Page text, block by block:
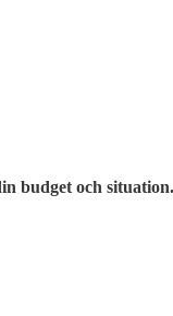
budget och situation.